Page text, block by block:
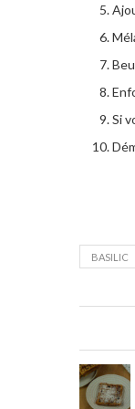
Si
BASILIC